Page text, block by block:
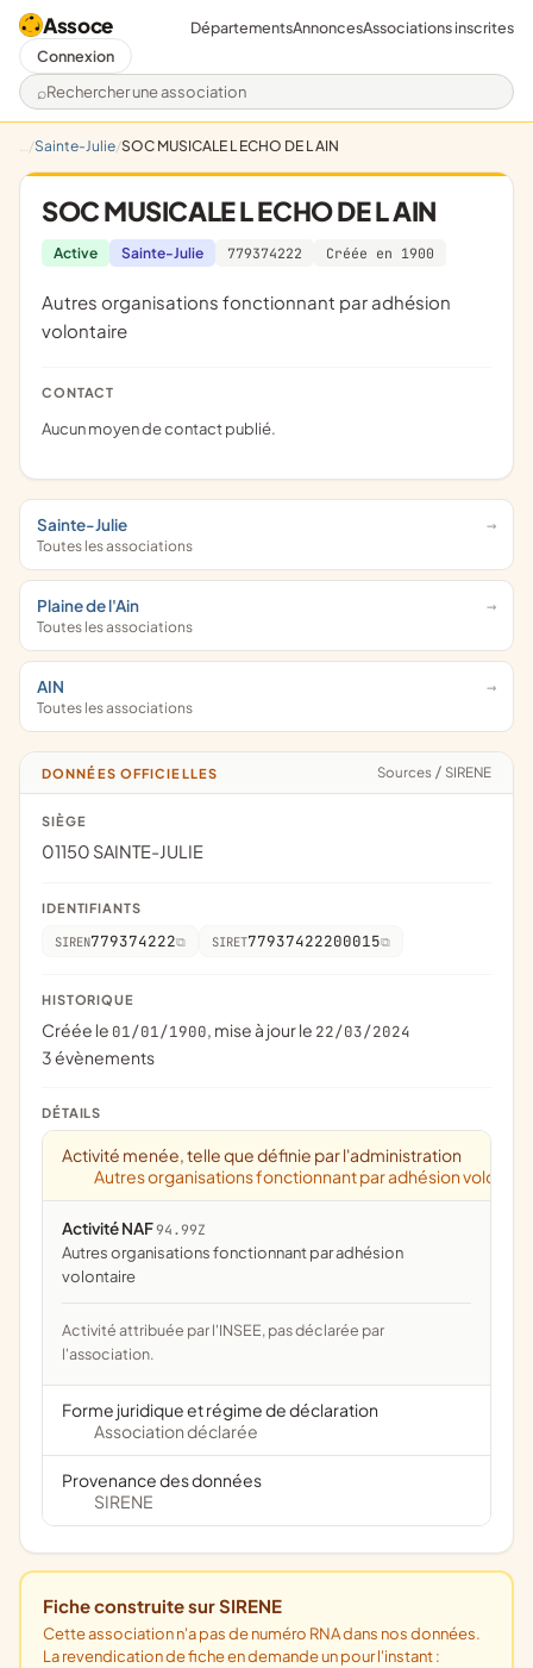
Assoce
Rechercher une association
DépartementsAnnoncesAssociations inscrites
Connexion
Sainte-Julie SOC MUSICALE L ECHO DE L AIN
SOC MUSICALE L ECHO DE L AIN
Active Sainte-Julie 779374222 Créée en 1900
Autres organisations fonctionnant par adhésion
volontaire
CONTACT
Aucun moyen de contact publié.
Sainte-Julie
Toutes les associations
Plaine de l'Ain
Toutes les associations
AIN
Toutes les associations
DONNÉES OFFICIELLES Sources / SIRENE
SIÈGE
01150 SAINTE-JULIE
IDENTIFIANTS
SIREN779374222 SIRET77937422200015
HISTORIQUE
Créée le 01/01/1900, mise à jour le 22/03/2024
3 évènements
DÉTAILS
Activité menée, telle que définie par l'administration
Autres organisations fonctionnant par adhésion
Activité NAF94.99Z
Autres organisations fonctionnant par adhésion
volontaire
Activité attribuée par l'INSEE, pas déclarée par
l'association.
Forme juridique et régime de déclaration
Association déclarée
Provenance des données
SIRENE
Fiche construite sur SIRENE
Cette association n'a pas de numéro RNA dans nos données.
La revendication de fiche en demande un pour l'instant :